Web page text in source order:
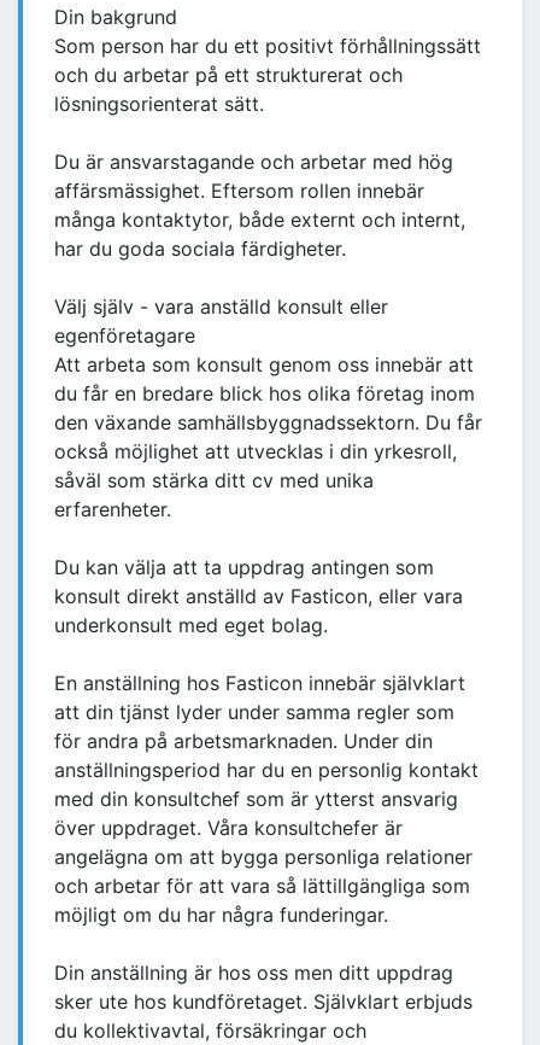
Din bakgrund
Som person har du ett positivt förhållningssätt
och du arbetar på ett strukturerat och
lösningsorienterat sätt.
Du är ansvarstagande och arbetar med hög
affärsmässighet. Eftersom rollen innebär
många kontaktytor, både externt och internt,
har du goda sociala färdigheter.
Välj själv - vara anställd konsult eller
egenföretagare
Att arbeta som konsult genom oss innebär att
du får en bredare blick hos olika företag inom
den växande samhällsbyggnadssektorn. Du får
också möjlighet att utvecklas i din yrkesroll,
såväl som stärka ditt cv med unika
erfarenheter.
Du kan välja att ta uppdrag antingen som
konsult direkt anställd av Fasticon, eller vara
underkonsult med eget bolag.
En anställning hos Fasticon innebär självklart
att din tjänst lyder under samma regler som
för andra på arbetsmarknaden. Under din
anställningsperiod har du en personlig kontakt
med din konsultchef som är ytterst ansvarig
över uppdraget. Våra konsultchefer är
angelägna om att bygga personliga relationer
och arbetar för att vara så lättillgängliga som
möjligt om du har några funderingar.
Din anställning är hos oss men ditt uppdrag
sker ute hos kundföretaget. Självklart erbjuds
du kollektivavtal, försäkringar och